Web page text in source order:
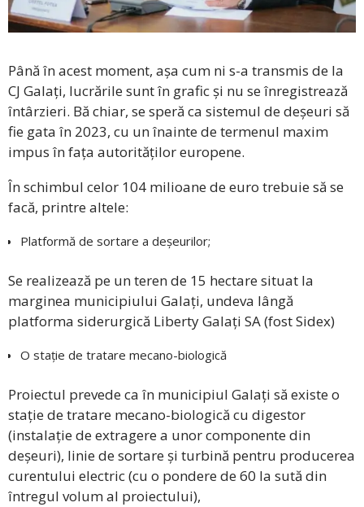
Până în acest moment, așa cum ni s-a transmis de la
CJ Galați, lucrările sunt în grafic și nu se înregistrează
întârzieri. Bă chiar, se speră ca sistemul de deșeuri să
fie gata în 2023, cu un înainte de termenul maxim
impus în fața autorităților europene.
În schimbul celor 104 milioane de euro trebuie să se
facă, printre altele:
Platformă de sortare a deșeurilor;
Se realizează pe un teren de 15 hectare situat la
marginea municipiului Galați, undeva lângă
platforma siderurgică Liberty Galați SA (fost Sidex)
O stație de tratare mecano-biologică
Proiectul prevede ca în municipiul Galați să existe o
stație de tratare mecano-biologică cu digestor
(instalație de extragere a unor componente din
deșeuri), linie de sortare și turbină pentru producerea
curentului electric (cu o pondere de 60 la sută din
întregul volum al proiectului),